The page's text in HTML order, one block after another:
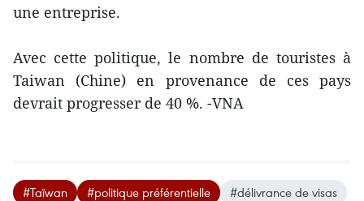
une ​​entreprise.
Avec cette politique, le nombre de touristes à
Taiwan (Chine) en provenance de ces pays
devrait ​progresser de 40 %. -VNA
#Taïwan #politique préférentielle
#délivrance de visas